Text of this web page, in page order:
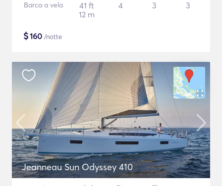
Barca a vela
41 ft
12 m
4 3 3
$160 /notte
Jeanneau Sun Odyssey 410